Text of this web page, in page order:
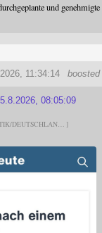
und genehmigte
boosted
11:34:14
5.8.2026, 08:05:09
DEUTSCHLAN